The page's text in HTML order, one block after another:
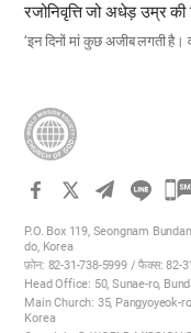
रजोनिवृत्ति जो अधेड़ उम्र की
‘इन दिनों मां कुछ अजीब लगती
P.O. Box 119, Seongnam
do, Korea
फ़ोन: 82-31-738-5999 / फैक्स: 82-
Head Office: 50, Sunae-ro,
Main Church: 35, Pangyoyeok-
Korea